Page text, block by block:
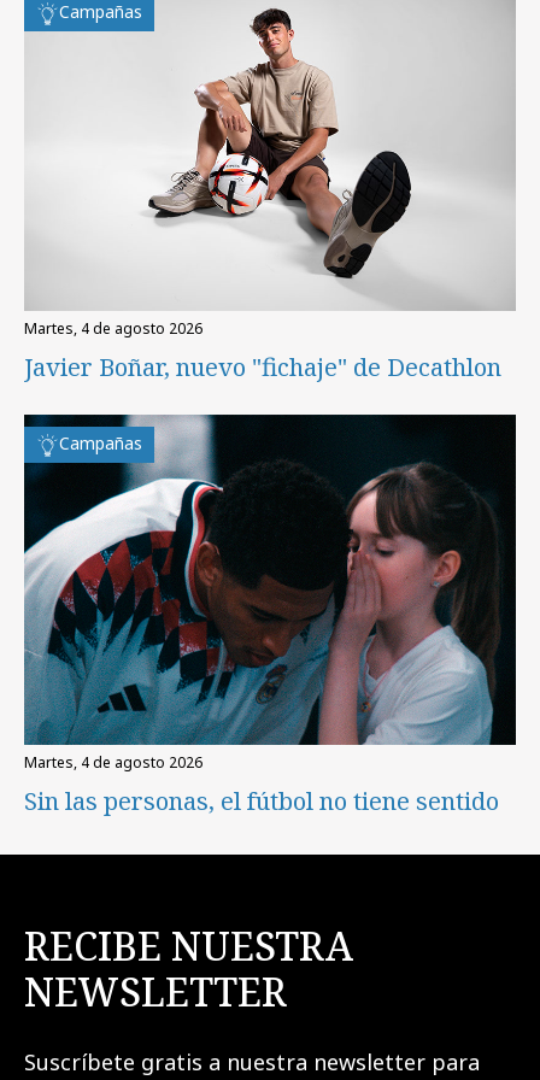
Campañas
martes, 4 de agosto 2026
Javier Boñar, nuevo "fichaje" de Decathlon
Campañas
martes, 4 de agosto 2026
Sin las personas, el fútbol no tiene sentido
RECIBE NUESTRA
NEWSLETTER
Suscríbete gratis a nuestra newsletter para